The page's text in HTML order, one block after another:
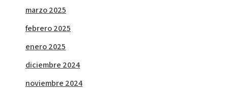
marzo 2025
febrero 2025
enero 2025
diciembre 2024
noviembre 2024